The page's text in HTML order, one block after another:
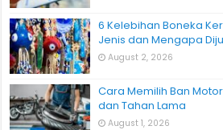
6 Kelebihan Boneka
Jenis dan Mengapa
August 2, 2026
Cara Memilih Ban
dan Tahan Lama
August 1, 2026